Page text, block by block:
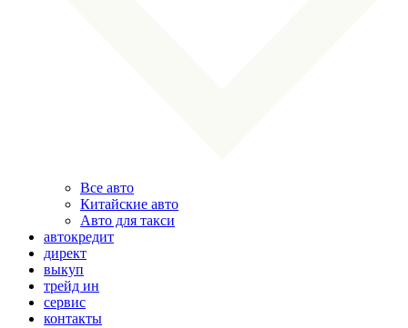
Все авто
Китайские авто
Авто для такси
автокредит
директ
выкуп
трейд ин
сервис
контакты